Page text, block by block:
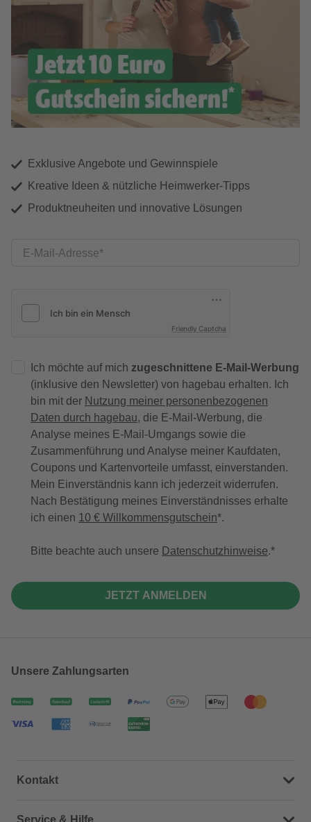
Exklusive Angebote und Gewinnspiele
Kreative Ideen & nützliche Heimwerker-Tipps
Produktneuheiten und innovative Lösungen
E-Mail-Adresse
Friendly Captcha
Ich möchte auf mich zugeschnittene E-Mail-Werbung
(inklusive den Newsletter) von hagebau erhalten. Ich
bin mit der Nutzung meiner personenbezogenen
Daten durch hagebau, die E-Mail-Werbung, die
Analyse meines E-Mail-Umgangs sowie die
Zusammenführung und Analyse meiner Kaufdaten,
Coupons und Kartenvorteile umfasst, einverstanden.
Mein Einverständnis kann ich jederzeit widerrufen.
Nach Bestätigung meines Einverständnisses erhalte
ich einen 10 € Willkommensgutschein*.
Bitte beachte auch unsere Datenschutzhinweise.
JETZT ANMELDEN
Unsere Zahlungsarten
Kontakt
Dein Kontakt zu uns
Service & Hilfe